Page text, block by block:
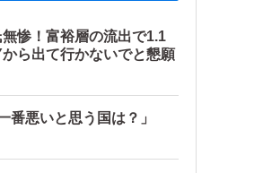
惨！富裕層の流出で1.1
ら出て行かないでと懇願
番悪いと思う国は？」